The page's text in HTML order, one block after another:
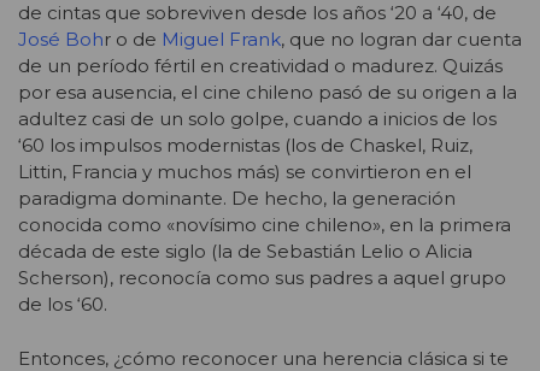
de cintas que sobreviven desde los años ‘20 a ‘40, de
José Bohr o de Miguel Frank, que no logran dar cuenta
de un período fértil en creatividad o madurez. Quizás
por esa ausencia, el cine chileno pasó de su origen a la
adultez casi de un solo golpe, cuando a inicios de los
‘60 los impulsos modernistas (los de Chaskel, Ruiz,
Littin, Francia y muchos más) se convirtieron en el
paradigma dominante. De hecho, la generación
conocida como «novísimo cine chileno», en la primera
década de este siglo (la de Sebastián Lelio o Alicia
Scherson), reconocía como sus padres a aquel grupo
de los ‘60.
Entonces, ¿cómo reconocer una herencia clásica si te